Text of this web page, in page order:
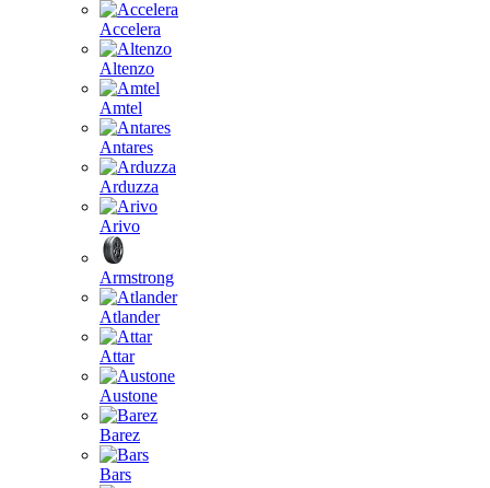
Accelera
Altenzo
Amtel
Antares
Arduzza
Arivo
Armstrong
Atlander
Attar
Austone
Barez
Bars